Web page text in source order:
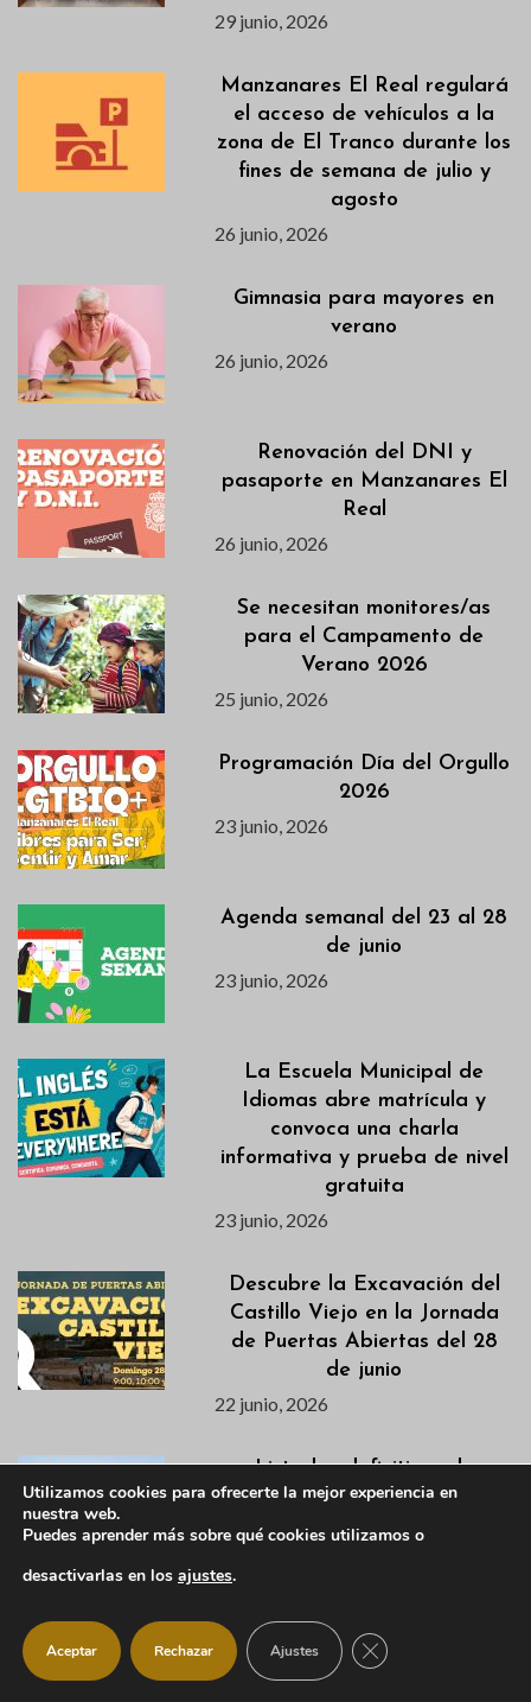
29 junio, 2026
Manzanares El Real regulará
el acceso de vehículos a la
zona de El Tranco durante los
fines de semana de julio y
agosto
26 junio, 2026
Gimnasia para mayores en
verano
26 junio, 2026
Renovación del DNI y
pasaporte en Manzanares El
Real
26 junio, 2026
Se necesitan monitores/as
para el Campamento de
Verano 2026
25 junio, 2026
Programación Día del Orgullo
2026
23 junio, 2026
Agenda semanal del 23 al 28
de junio
23 junio, 2026
La Escuela Municipal de
Idiomas abre matrícula y
convoca una charla
informativa y prueba de nivel
gratuita
23 junio, 2026
Descubre la Excavación del
Castillo Viejo en la Jornada
de Puertas Abiertas del 28
de junio
22 junio, 2026
Listados definitivos de
admitidas/os de las
Actividades de Verano 2026
La Escuela de Talentos de
IM21 llega a Manzanares El
Real este verano
Utilizamos cookies para ofrecerte la mejor experiencia en
nuestra web.
Puedes aprender más sobre qué cookies utilizamos o
desactivarlas en los ajustes.
Aceptar Rechazar Ajustes CERRAR EL